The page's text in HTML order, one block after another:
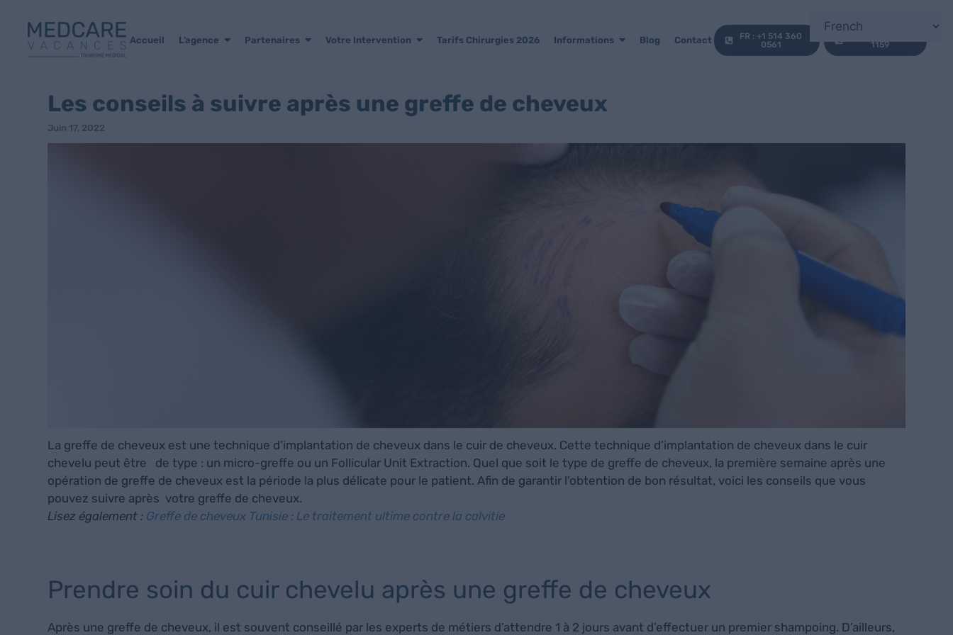
Accueil L’agence Partenaires Votre Intervention Tarifs Chirurgies 2026 Informations Blog Contact
FR : +1 514 360
0561
1159
Les conseils à suivre après une greffe de cheveux
Juin 17, 2022
La greffe de cheveux est une technique d’implantation de cheveux dans le cuir de cheveux. Cette technique d’implantation de cheveux dans le cuir
chevelu peut être de type : un micro-greffe ou un Follicular Unit Extraction. Quel que soit le type de greffe de cheveux, la première semaine après une
opération de greffe de cheveux est la période la plus délicate pour le patient. Afin de garantir l’obtention de bon résultat, voici les conseils que vous
pouvez suivre après votre greffe de cheveux.
Lisez également : Greffe de cheveux Tunisie : Le traitement ultime contre la calvitie
Prendre soin du cuir chevelu après une greffe de cheveux
Après une greffe de cheveux, il est souvent conseillé par les experts de métiers d’attendre 1 à 2 jours avant d’effectuer un premier shampoing. D’ailleurs,